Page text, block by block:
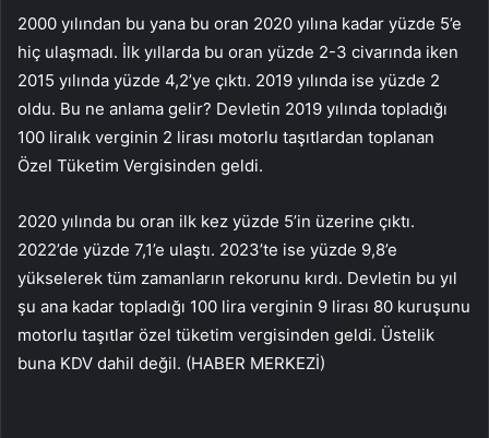
2000 yılından bu yana bu oran 2020 yılına kadar yüzde 5’e
hiç ulaşmadı. İlk yıllarda bu oran yüzde 2-3 civarında iken
2015 yılında yüzde 4,2’ye çıktı. 2019 yılında ise yüzde 2
oldu. Bu ne anlama gelir? Devletin 2019 yılında topladığı
100 liralık verginin 2 lirası motorlu taşıtlardan toplanan
Özel Tüketim Vergisinden geldi.
2020 yılında bu oran ilk kez yüzde 5’in üzerine çıktı.
2022’de yüzde 7,1’e ulaştı. 2023’te ise yüzde 9,8’e
yükselerek tüm zamanların rekorunu kırdı. Devletin bu yıl
şu ana kadar topladığı 100 lira verginin 9 lirası 80 kuruşunu
motorlu taşıtlar özel tüketim vergisinden geldi. Üstelik
buna KDV dahil değil. (HABER MERKEZİ)